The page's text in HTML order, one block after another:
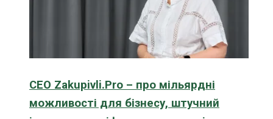
CEO Zakupivli.Pro – про мільярдні
можливості для бізнесу, штучний